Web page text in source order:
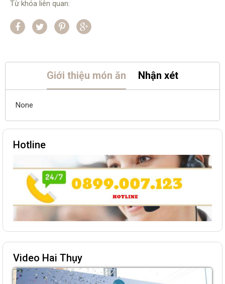
Từ khóa liên quan:
Giới thiệu món ăn Nhận xét
None
Hotline
Video Hai Thụy